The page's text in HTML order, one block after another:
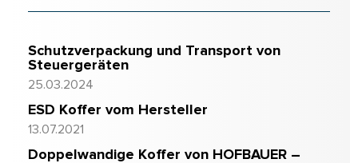
Schutzverpackung und Transport von
Steuergeräten
25.03.2024
ESD Koffer vom Hersteller
13.07.2021
Doppelwandige Koffer von HOFBAUER –